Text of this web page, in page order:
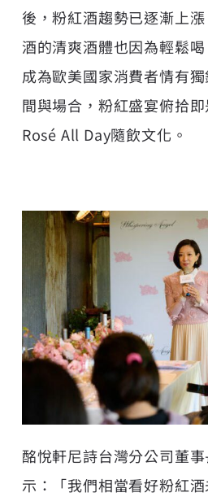
後，粉紅酒趨勢已逐漸上
酒的清爽酒體也因為輕鬆
成為歐美國家消費者情有
間與場合，粉紅盛宴俯拾
Rosé All Day隨飲文化。
酩悅軒尼詩台灣分公司董
示：「我們相當看好粉紅